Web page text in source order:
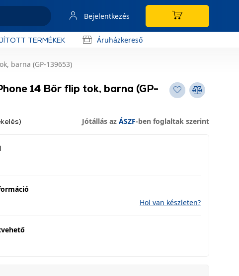
Bejelentkezés
TERMÉKEK Áruházkereső
barna (GP-139653)
14 Bőr flip tok, barna (GP-
Jótállás az ÁSZF-ben foglaltak szerint
Hol van készleten?